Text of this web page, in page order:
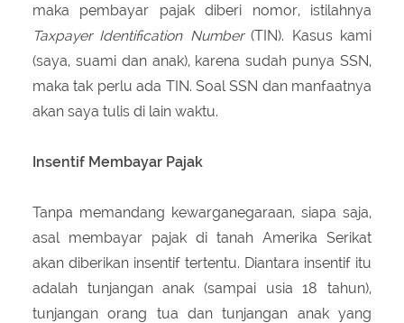
maka pembayar pajak diberi nomor, istilahnya
Taxpayer Identification Number(TIN). Kasus kami
(saya, suami dan anak), karena sudah punya SSN,
maka tak perlu ada TIN. Soal SSN dan manfaatnya
akan saya tulis di lain waktu.
Insentif Membayar Pajak
Tanpa memandang kewarganegaraan, siapa saja,
asal membayar pajak di tanah Amerika Serikat
akan diberikan insentif tertentu. Diantara insentif itu
adalah tunjangan anak (sampai usia 18 tahun),
tunjangan orang tua dan tunjangan anak yang